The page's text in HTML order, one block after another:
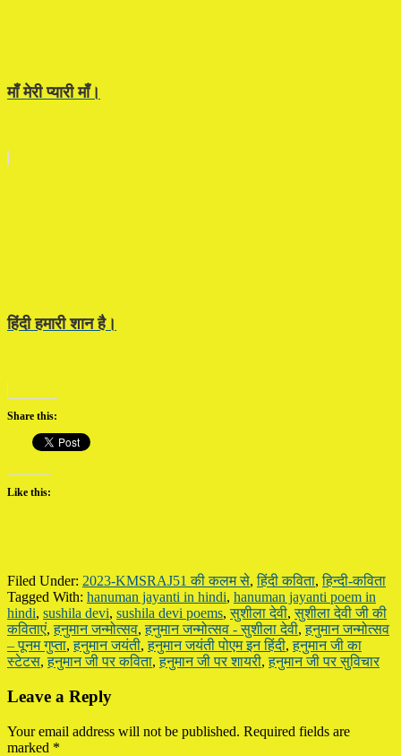
माँ मेरी प्यारी माँ।
हिंदी हमारी शान है।
Share this:
Like this:
Filed Under: 2023-KMSRAJ51 की कलम से,हिंदी कविता,हिन्दी-कविता
Tagged With: hanuman jayanti in hindi, hanuman jayanti poem in
hindi, sushila devi, sushila devi poems,सुशीला देवी,सुशीला देवी जी की
कविताएं,हनुमान जन्मोत्सव,हनुमान जन्मोत्सव - सुशीला देवी,हनुमान जन्मोत्सव
– पूनम गुप्ता,हनुमान जयंती,हनुमान जयंती पोएम इन हिंदी,हनुमान जी का
स्टेटस,हनुमान जी पर कविता,हनुमान जी पर शायरी,हनुमान जी पर सुविचार
Reader
Leave a Reply
Your email address will not be published. Required fields are
marked *